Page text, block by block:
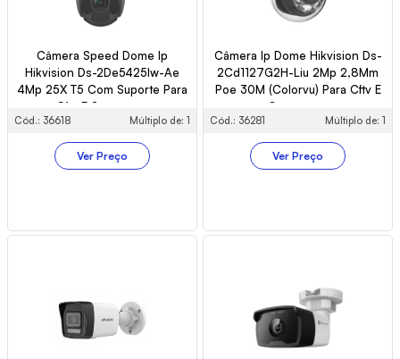
Câmera Speed Dome Ip
Hikvision Ds-2De5425Iw-Ae
4Mp 25X T5 Com Suporte Para
Cftv E Segurança
Cód.: 36618 Múltiplo de: 1
Ver Preço
Câmera Ip Dome Hikvision Ds-
2Cd1127G2H-Liu 2Mp 2,8Mm
Poe 30M (Colorvu) Para Cftv E
Segurança
Cód.: 36281 Múltiplo de: 1
Ver Preço